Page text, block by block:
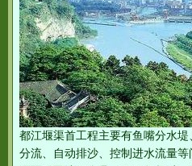
都江堰渠首工程主要有鱼嘴分水
分流、自动排沙、控制进水流量